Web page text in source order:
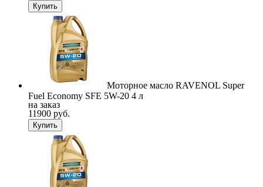
Купить
Моторное масло RAVENOL Super
Fuel Economy SFE 5W-20 4 л
на заказ
11900 руб.
Купить